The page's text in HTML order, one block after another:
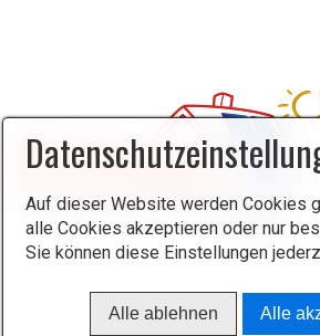
Startseite Kontakt
Auf dieser Website werden Cookies
alle Cookies akzeptieren oder nur
Sie können diese Einstellungen
Alle ablehnen Alle